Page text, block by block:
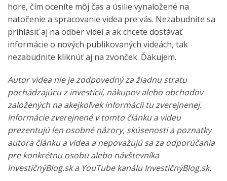
hore, čím oceníte môj čas a úsilie vynaložené na
natočenie a spracovanie videa pre vás. Nezabudnite sa
prihlásiť aj na odber videí a ak chcete dostávať
informácie o nových publikovaných videách, tak
nezabudnite kliknúť aj na zvonček. Ďakujem.
Autor videa nie je zodpovedný za žiadnu stratu
pochádzajúcu z investícií, nákupov alebo obchodov
založených na akejkoľvek informácii tu zverejnenej.
Informácie zverejnené v tomto článku a videu
prezentujú len osobné názory, skúsenosti a poznatky
autora článku a videa a nepovažujú sa za odporúčania
pre konkrétnu osobu alebo návštevníka
InvestičnýBlog.sk a YouTube kanálu InvestičnýBlog.sk.